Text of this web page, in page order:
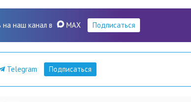
на наш канал в MAX Подписаться
Telegram Подписаться